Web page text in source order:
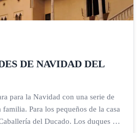
DE NAVIDAD DEL
para la Navidad con una serie de
Para los pequeños de la casa
del Ducado. Los duques de